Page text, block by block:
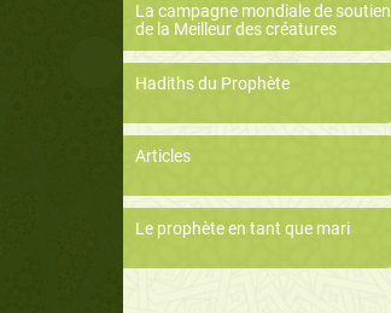
La campagne mondiale de soutien
de la Meilleur des créatures
Hadiths du Prophète
Articles
Le prophète en tant que mari